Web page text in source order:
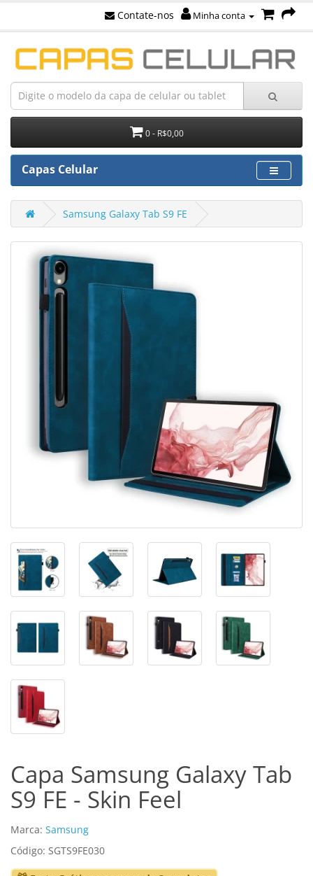
Contate-nos Minha conta
0 - R$0,00
Capas Celular
Samsung Galaxy Tab S9 FE
Capa Samsung Galaxy Tab
S9 FE - Skin Feel
Marca: Samsung
Código: SGTS9FE030